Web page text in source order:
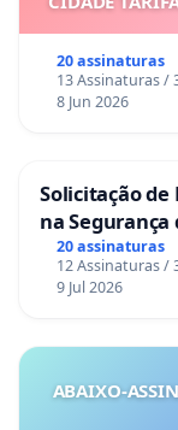
20 assinaturas
13 Assinaturas /
8 Jun 2026
Solicitação de
na Segurança
Sete Ilhas
20 assinaturas
12 Assinaturas /
9 Jul 2026
ABAIXO-